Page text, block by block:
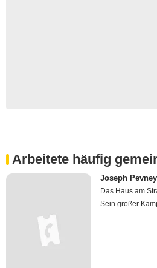
Arbeitete häufig
Joseph Pevney
Das Haus am
Sein großer